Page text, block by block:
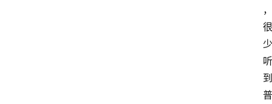
，
很
少
听
到
普